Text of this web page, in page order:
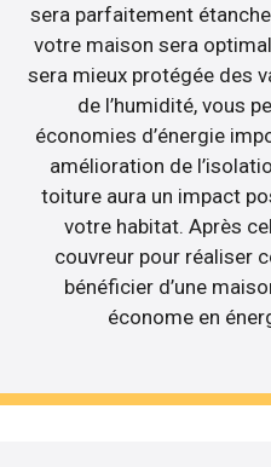
sera parfaitement
votre maison sera
sera mieux protégée des
de l’humidité, vous
économies d’énergie
amélioration de
toiture aura un impact
votre habitat. Après
couvreur pour réaliser
bénéficier d’une
économe en